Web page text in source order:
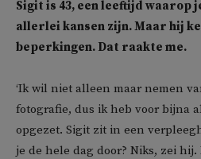
Sigit is 43, een leeftijd waarop
allerlei kansen zijn. Maar hij
beperkingen. Dat raakte me.
‘Ik wil niet alleen maar nemen
fotografie, dus ik heb voor bijna
opgezet. Sigit zit in een
je de hele dag door? Niks, zei